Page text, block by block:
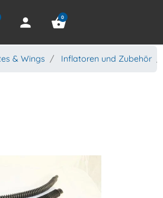
person shopping_basket
0
& Wings Inflatoren und Zubehör